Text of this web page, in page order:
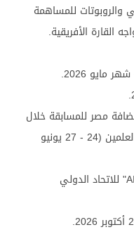
والروبوتات للمساهمة
القارة الأفريقية.
2026.
مصر للمسابقة خلال
القمة الأفريقية النصف سنوية بمدينة العلمين (24 - 27 يونيو
-إعلان الفائزين: ضمن فعاليات "AI4Good" للاتحاد الدولي